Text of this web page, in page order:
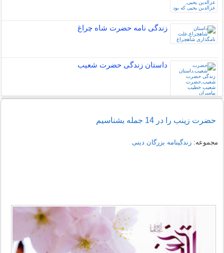
زندگی نامه حضرت شاه چراغ
داستان زندگی حضرت شعیب
حضرت زینب را در 14 جمله بشناسیم
مجموعه:زندگینامه بزرگان دینی